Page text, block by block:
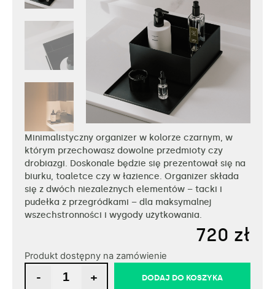
Minimalistyczny organizer w kolorze czarnym, w
którym przechowasz dowolne przedmioty czy
drobiazgi. Doskonale będzie się prezentował się na
biurku, toaletce czy w łazience. Organizer składa
się z dwóch niezależnych elementów – tacki i
pudełka z przegródkami – dla maksymalnej
wszechstronności i wygody użytkowania.
720 zł
Produkt dostępny na zamówienie
- + DODAJ DO KOSZYKA